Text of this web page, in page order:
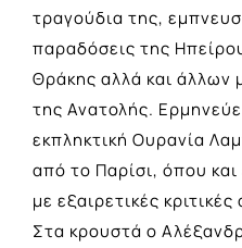
τραγούδια της,
παραδόσεις της
Θράκης αλλά και
της Ανατολής.
εκπληκτική Ουρανία
από το Παρίσι, όπου και
με εξαιρετικές
Στα κρουστά ο